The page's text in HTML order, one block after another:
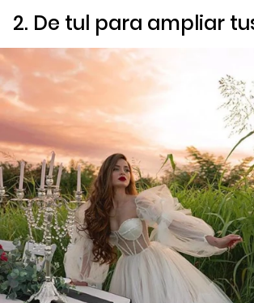
2. De tul para ampliar